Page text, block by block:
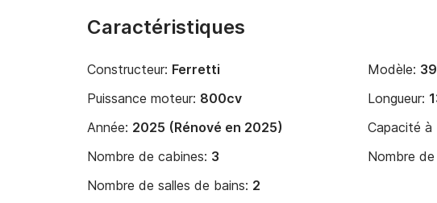
Caractéristiques
Constructeur: Ferretti Modèle:
Puissance moteur: 800cv Longueur:
Année: 2025 (Rénové en 2025) Capacité à
Nombre de cabines: 3 Nombre
Nombre de salles de bains: 2